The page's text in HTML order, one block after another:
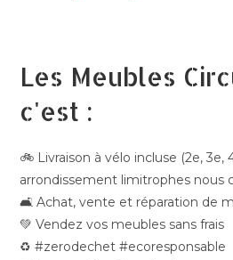
Les Meubles
c'est :
🚲 Livraison à vélo incluse (2e, 3e,
arrondissement limitrophes nous
🛋️ Achat, vente et réparation de
💚 Vendez vos meubles sans frais
♻️ #zerodechet #ecoresponsable